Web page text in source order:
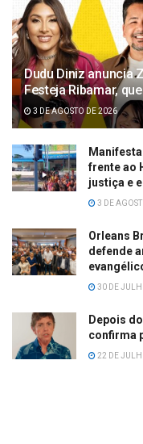
Dudu Diniz anuncia
Festeja Ribamar,
3 DE AGOSTO DE 2026
frente ao
justiça e
3 DE
Orleans
defende
30 DE
Depois
confirma
22 DE